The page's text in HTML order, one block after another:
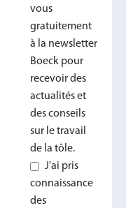
vous
gratuitement
à la newsletter
Boeck pour
recevoir des
actualités et
des conseils
sur le travail
de la tôle.
J'ai pris
connaissance
des